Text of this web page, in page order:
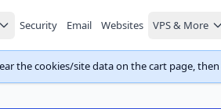
Security Email Websites VPS & More
the cookies/site data on the cart page,